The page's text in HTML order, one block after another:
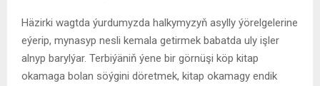
Häzirki wagtda ýurdumyzda halkymyzyň asylly ýörelgelerine
eýerip, mynasyp nesli kemala getirmek babatda uly işler
alnyp barylýar. Terbiýäniň ýene bir görnüşi köp kitap
okamaga bolan söýgini döretmek, kitap okamagy endik